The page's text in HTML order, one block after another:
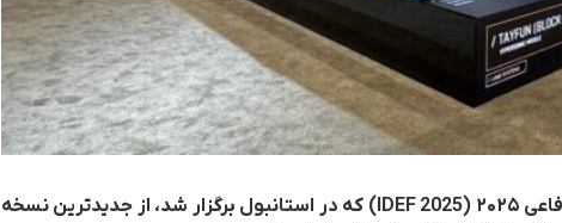
ترکیه در جریان نمایشگاه بین‌المللی صنایع دفاعی ۲۰۲۵ (IDEF 2025) که در استانبول برگزار شد، از جدیدترین نسخه